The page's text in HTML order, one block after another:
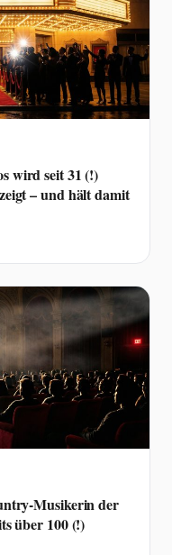
wird seit 31 (!)
– und hält damit
Musikerin der
über 100 (!)